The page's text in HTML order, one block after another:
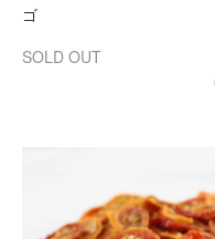
ゴ
SOLD OUT